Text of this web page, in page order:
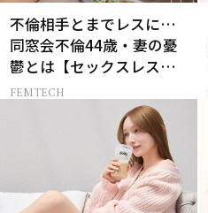
不倫相手とまでレスに…
同窓会不倫44歳・妻の憂
鬱とは【セックスレス
AND THE CITY -女たちの
FEMTECH